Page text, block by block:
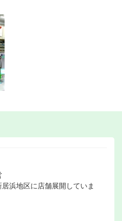
浜地区に店舗展開していま